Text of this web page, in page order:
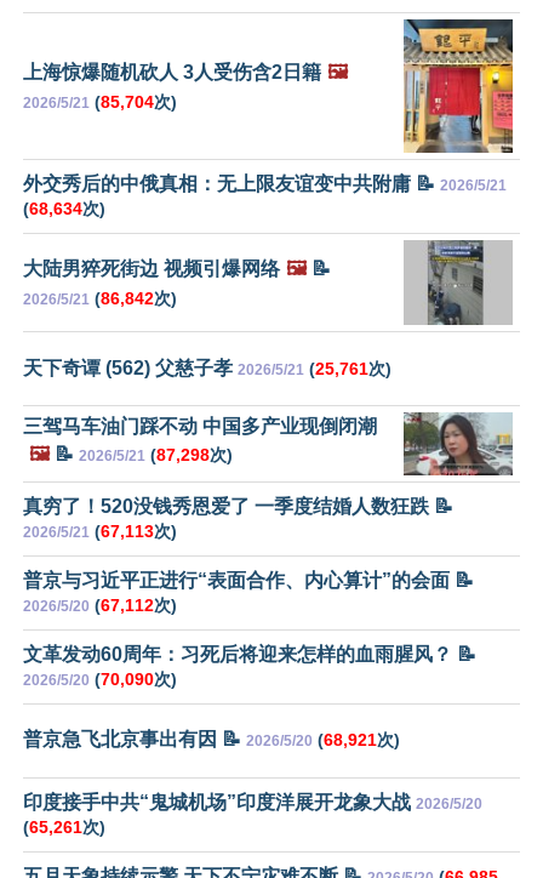
上海惊爆随机砍人 3人受伤含2日籍 🖼️
2026/5/21 (85,704次)
外交秀后的中俄真相：无上限友谊变中共附庸 📝 2026/5/21
(68,634次)
大陆男猝死街边 视频引爆网络 🖼️📝
2026/5/21 (86,842次)
天下奇谭 (562) 父慈子孝 2026/5/21 (25,761次)
三驾马车油门踩不动 中国多产业现倒闭潮
🖼️📝 2026/5/21 (87,298次)
真穷了！520没钱秀恩爱了 一季度结婚人数狂跌 📝
2026/5/21 (67,113次)
普京与习近平正进行“表面合作、内心算计”的会面 📝
2026/5/20 (67,112次)
文革发动60周年：习死后将迎来怎样的血雨腥风？ 📝
2026/5/20 (70,090次)
普京急飞北京事出有因 📝 2026/5/20 (68,921次)
印度接手中共“鬼城机场”印度洋展开龙象大战 2026/5/20
(65,261次)